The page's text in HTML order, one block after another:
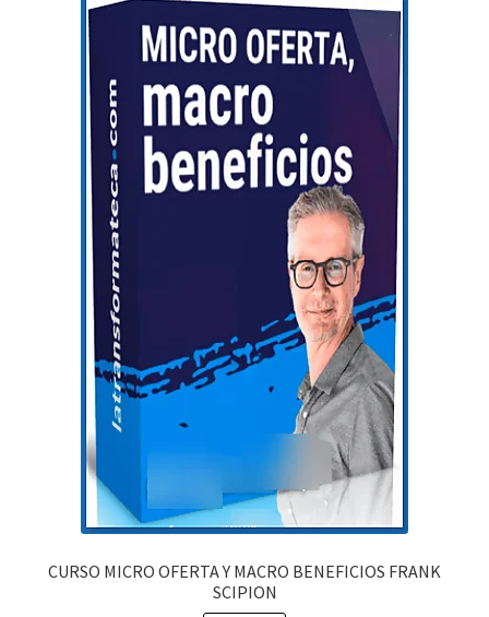
CURSO MICRO OFERTA Y MACRO BENEFICIOS FRANK
SCIPION